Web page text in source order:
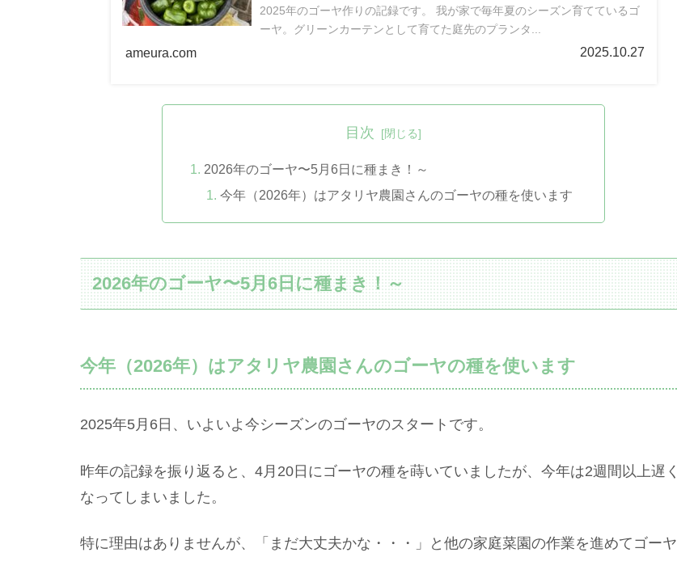
2025年のゴーヤ作りの記録です。 我が家で毎年夏のシーズン育てているゴ
ーヤ。グリーンカーテンとして育てた庭先のプランタ...
ameura.com 2025.10.27
目次
2026年のゴーヤ〜5月6日に種まき！～
今年（2026年）はアタリヤ農園さんのゴーヤの種を使います
2026年のゴーヤ〜5月6日に種まき！～
今年（2026年）はアタリヤ農園さんのゴーヤの種を使います
2025年5月6日、いよいよ今シーズンのゴーヤのスタートです。
昨年の記録を振り返ると、4月20日にゴーヤの種を蒔いていましたが、今年は2週間以上遅く
なってしまいました。
特に理由はありませんが、「まだ大丈夫かな・・・」と他の家庭菜園の作業を進めてゴーヤ